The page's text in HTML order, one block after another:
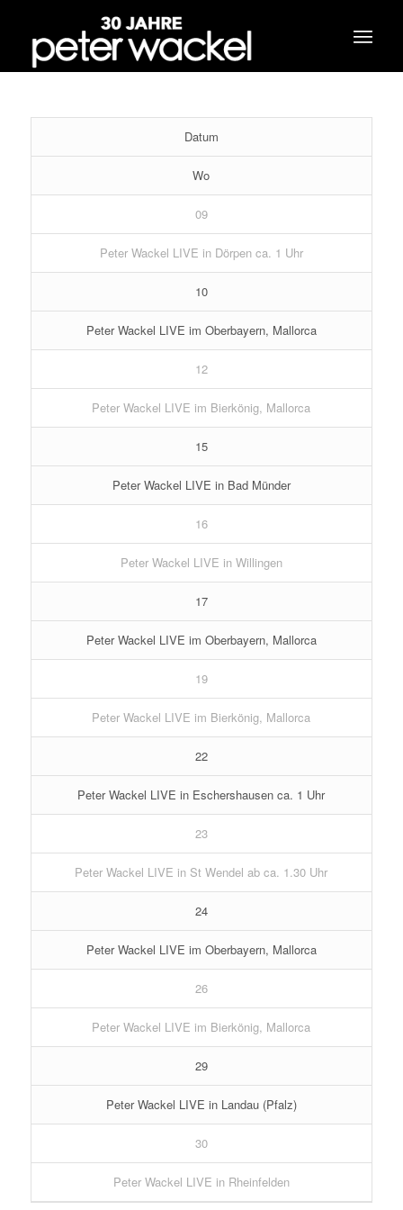
Datum
Wo
09
Peter Wackel LIVE in Dörpen ca. 1 Uhr
10
Peter Wackel LIVE im Oberbayern, Mallorca
12
Peter Wackel LIVE im Bierkönig, Mallorca
15
Peter Wackel LIVE in Bad Münder
16
Peter Wackel LIVE in Willingen
17
Peter Wackel LIVE im Oberbayern, Mallorca
19
Peter Wackel LIVE im Bierkönig, Mallorca
22
Peter Wackel LIVE in Eschershausen ca. 1 Uhr
23
Peter Wackel LIVE in St Wendel ab ca. 1.30 Uhr
24
Peter Wackel LIVE im Oberbayern, Mallorca
26
Peter Wackel LIVE im Bierkönig, Mallorca
29
Peter Wackel LIVE in Landau (Pfalz)
30
Peter Wackel LIVE in Rheinfelden